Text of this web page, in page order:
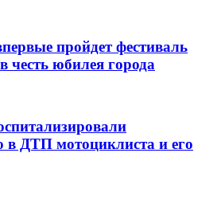
пройдет фестиваль
честь юбилея города
в ДТП мотоциклиста и его